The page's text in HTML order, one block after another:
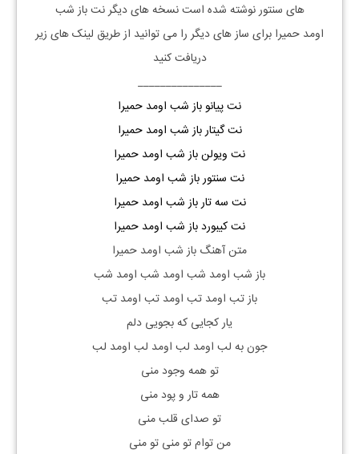
های سنتورنوشته شده است نسخه های دیگر نتباز شب
اومد حمیرا برای ساز های دیگر را می توانید از طریق لینک های زیر
دریافت کنید
_______________
نت پیانو باز شب اومد حمیرا
نت گیتار باز شب اومد حمیرا
نت ویولن باز شب اومد حمیرا
نت سنتور باز شب اومد حمیرا
نت سه تار باز شب اومد حمیرا
نت کیبورد باز شب اومد حمیرا
متن آهنگ باز شب اومد حمیرا
باز شب اومد شب اومد شب اومد شب
باز تب اومد تب اومد تب اومد تب
یار کجایی که بجویی دلم
جون به لب اومد لب اومد لب اومد لب
تو همه وجود منی
همه تار و پود منی
تو صدای قلب منی
من توام تو منی تو منی